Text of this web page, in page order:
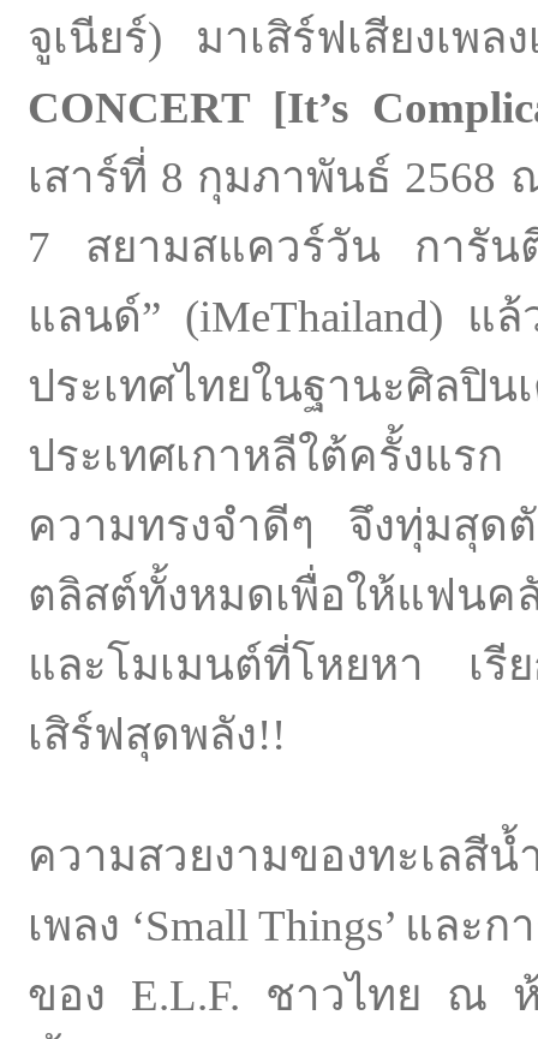
จูเนียร์) มาเสิร์ฟเสียงเพล
CONCERT [It’s
เสาร์ที่ 8 กุมภาพันธ์ 2568
7 สยามสแควร์วัน การัน
แลนด์” (iMeThailand) แ
ประเทศไทยในฐานะศิลปิ
ประเทศเกาหลีใต้ครั้งแร
ความทรงจำดีๆ จึงทุ่มสุด
ตลิสต์ทั้งหมดเพื่อให้แฟนค
และโมเมนต์ที่โหยหา เรี
เสิร์ฟสุดพลัง!!
ความสวยงามของทะเลสีน้
เพลง ‘Small Things’ และ
ของ E.L.F. ชาวไทย ณ ห้